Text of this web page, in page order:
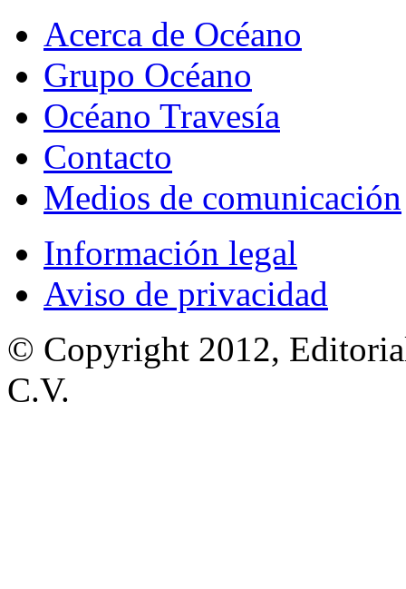
Acerca de Océano
Grupo Océano
Océano Travesía
Contacto
Medios de comunicación
Información legal
Aviso de privacidad
© Copyright 2012,
C.V.